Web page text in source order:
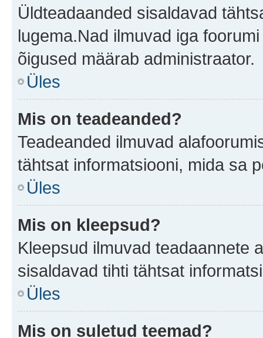
Üldteadaanded sisaldavad
lugema.Nad ilmuvad iga
õigused määrab administraator.
Üles
Mis on teadeanded?
Teadeanded ilmuvad
tähtsat informatsiooni, mida sa
Üles
Mis on kleepsud?
Kleepsud ilmuvad teadaannete
sisaldavad tihti tähtsat
Üles
Mis on suletud teemad?